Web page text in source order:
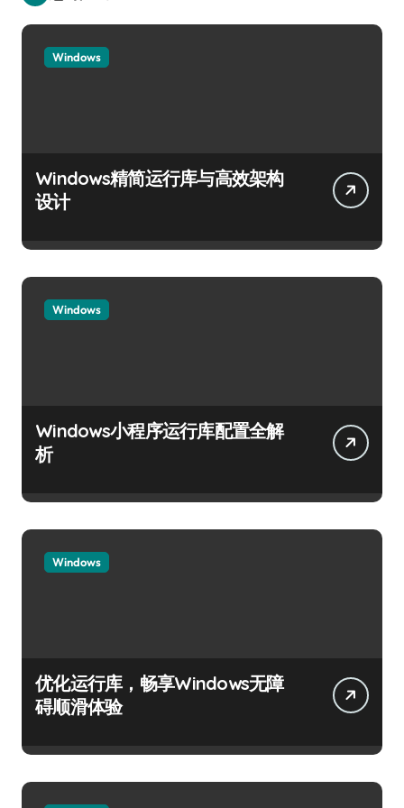
Windows
Windows精简运行库与高效架构
设计
Windows
Windows小程序运行库配置全解
析
Windows
优化运行库，畅享Windows无障
碍顺滑体验